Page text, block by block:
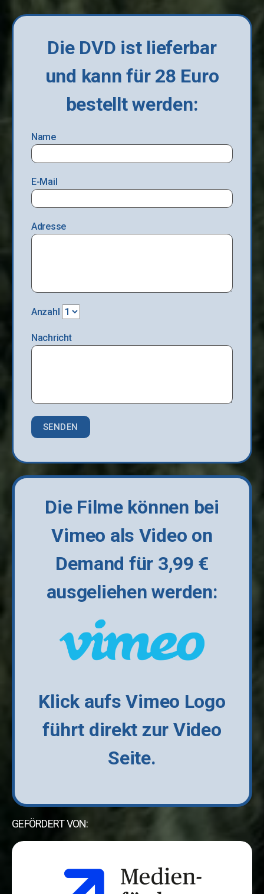
Die DVD ist lieferbar
und kann für 28 Euro
bestellt werden:
Name
E-Mail
Adresse
Anzahl
Nachricht
Die Filme können bei
Vimeo als Video on
Demand für 3,99 €
ausgeliehen werden:
Klick aufs Vimeo Logo
führt direkt zur Video
Seite.
GEFÖRDERT VON: